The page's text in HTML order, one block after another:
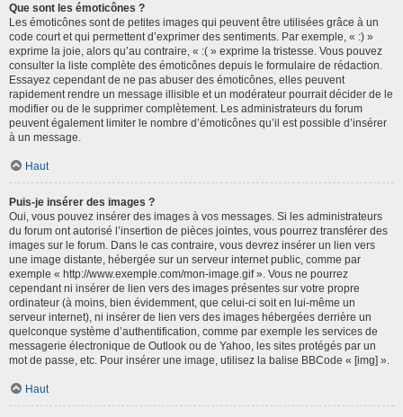
Que sont les émoticônes ?
Les émoticônes sont de petites images qui peuvent être utilisées grâce à un
code court et qui permettent d’exprimer des sentiments. Par exemple, « :) »
exprime la joie, alors qu’au contraire, « :( » exprime la tristesse. Vous pouvez
consulter la liste complète des émoticônes depuis le formulaire de rédaction.
Essayez cependant de ne pas abuser des émoticônes, elles peuvent
rapidement rendre un message illisible et un modérateur pourrait décider de le
modifier ou de le supprimer complètement. Les administrateurs du forum
peuvent également limiter le nombre d’émoticônes qu’il est possible d’insérer
à un message.
Haut
Puis-je insérer des images ?
Oui, vous pouvez insérer des images à vos messages. Si les administrateurs
du forum ont autorisé l’insertion de pièces jointes, vous pourrez transférer des
images sur le forum. Dans le cas contraire, vous devrez insérer un lien vers
une image distante, hébergée sur un serveur internet public, comme par
exemple « http://www.exemple.com/mon-image.gif ». Vous ne pourrez
cependant ni insérer de lien vers des images présentes sur votre propre
ordinateur (à moins, bien évidemment, que celui-ci soit en lui-même un
serveur internet), ni insérer de lien vers des images hébergées derrière un
quelconque système d’authentification, comme par exemple les services de
messagerie électronique de Outlook ou de Yahoo, les sites protégés par un
mot de passe, etc. Pour insérer une image, utilisez la balise BBCode « [img] ».
Haut